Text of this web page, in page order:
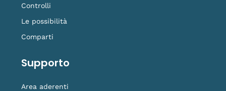
Controlli
Le possibilità
Comparti
Supporto
Area aderenti